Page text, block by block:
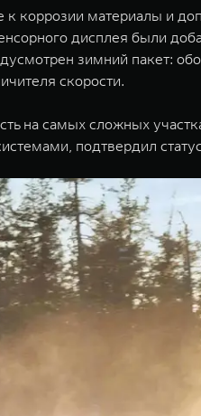
коррозии материалы и
дисплея были
зимний пакет:
скорости.
на самых сложных
подтвердил